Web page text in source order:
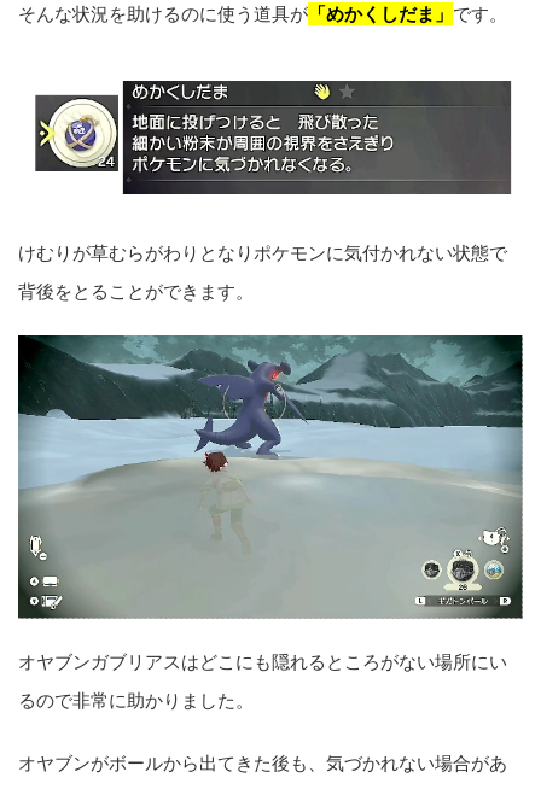
そんな状況を助けるのに使う道具が 「めかくしだま」 です。
けむりが草むらがわりとなりポケモンに気付かれない状態で
背後をとることができます。
オヤブンガブリアスはどこにも隠れるところがない場所にい
るので非常に助かりました。
オヤブンがボールから出てきた後も、気づかれない場合があ